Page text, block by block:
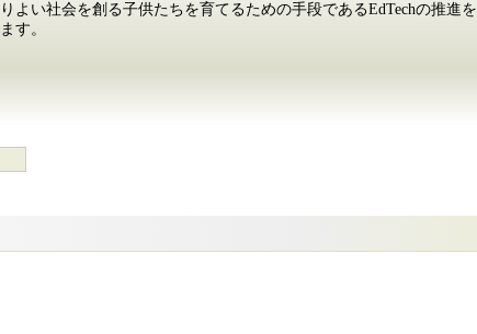
よい社会を創る子供たちを育てるための手段であるEdTechの推進を
す。